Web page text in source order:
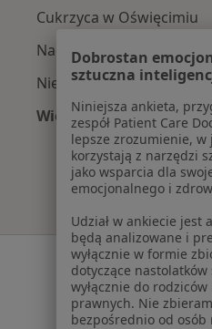
Cukrzyca w Oświęcimiu
Nadciśnienie tętnicze w
Niedoczynność tarczycy
Więcej (13)
Więcej w
Polityka
Dobrostan
sztuczna
Niniejsza ankieta,
zespół Patient Care
lepsze zrozumienie, w
korzystają z narzędzi
jako wsparcia dla
emocjonalnego i
Udział w ankiecie jest
będą analizowane i
wyłącznie w formie
dotyczące nastolatków
wyłącznie do
prawnych. Nie
bezpośrednio od osób